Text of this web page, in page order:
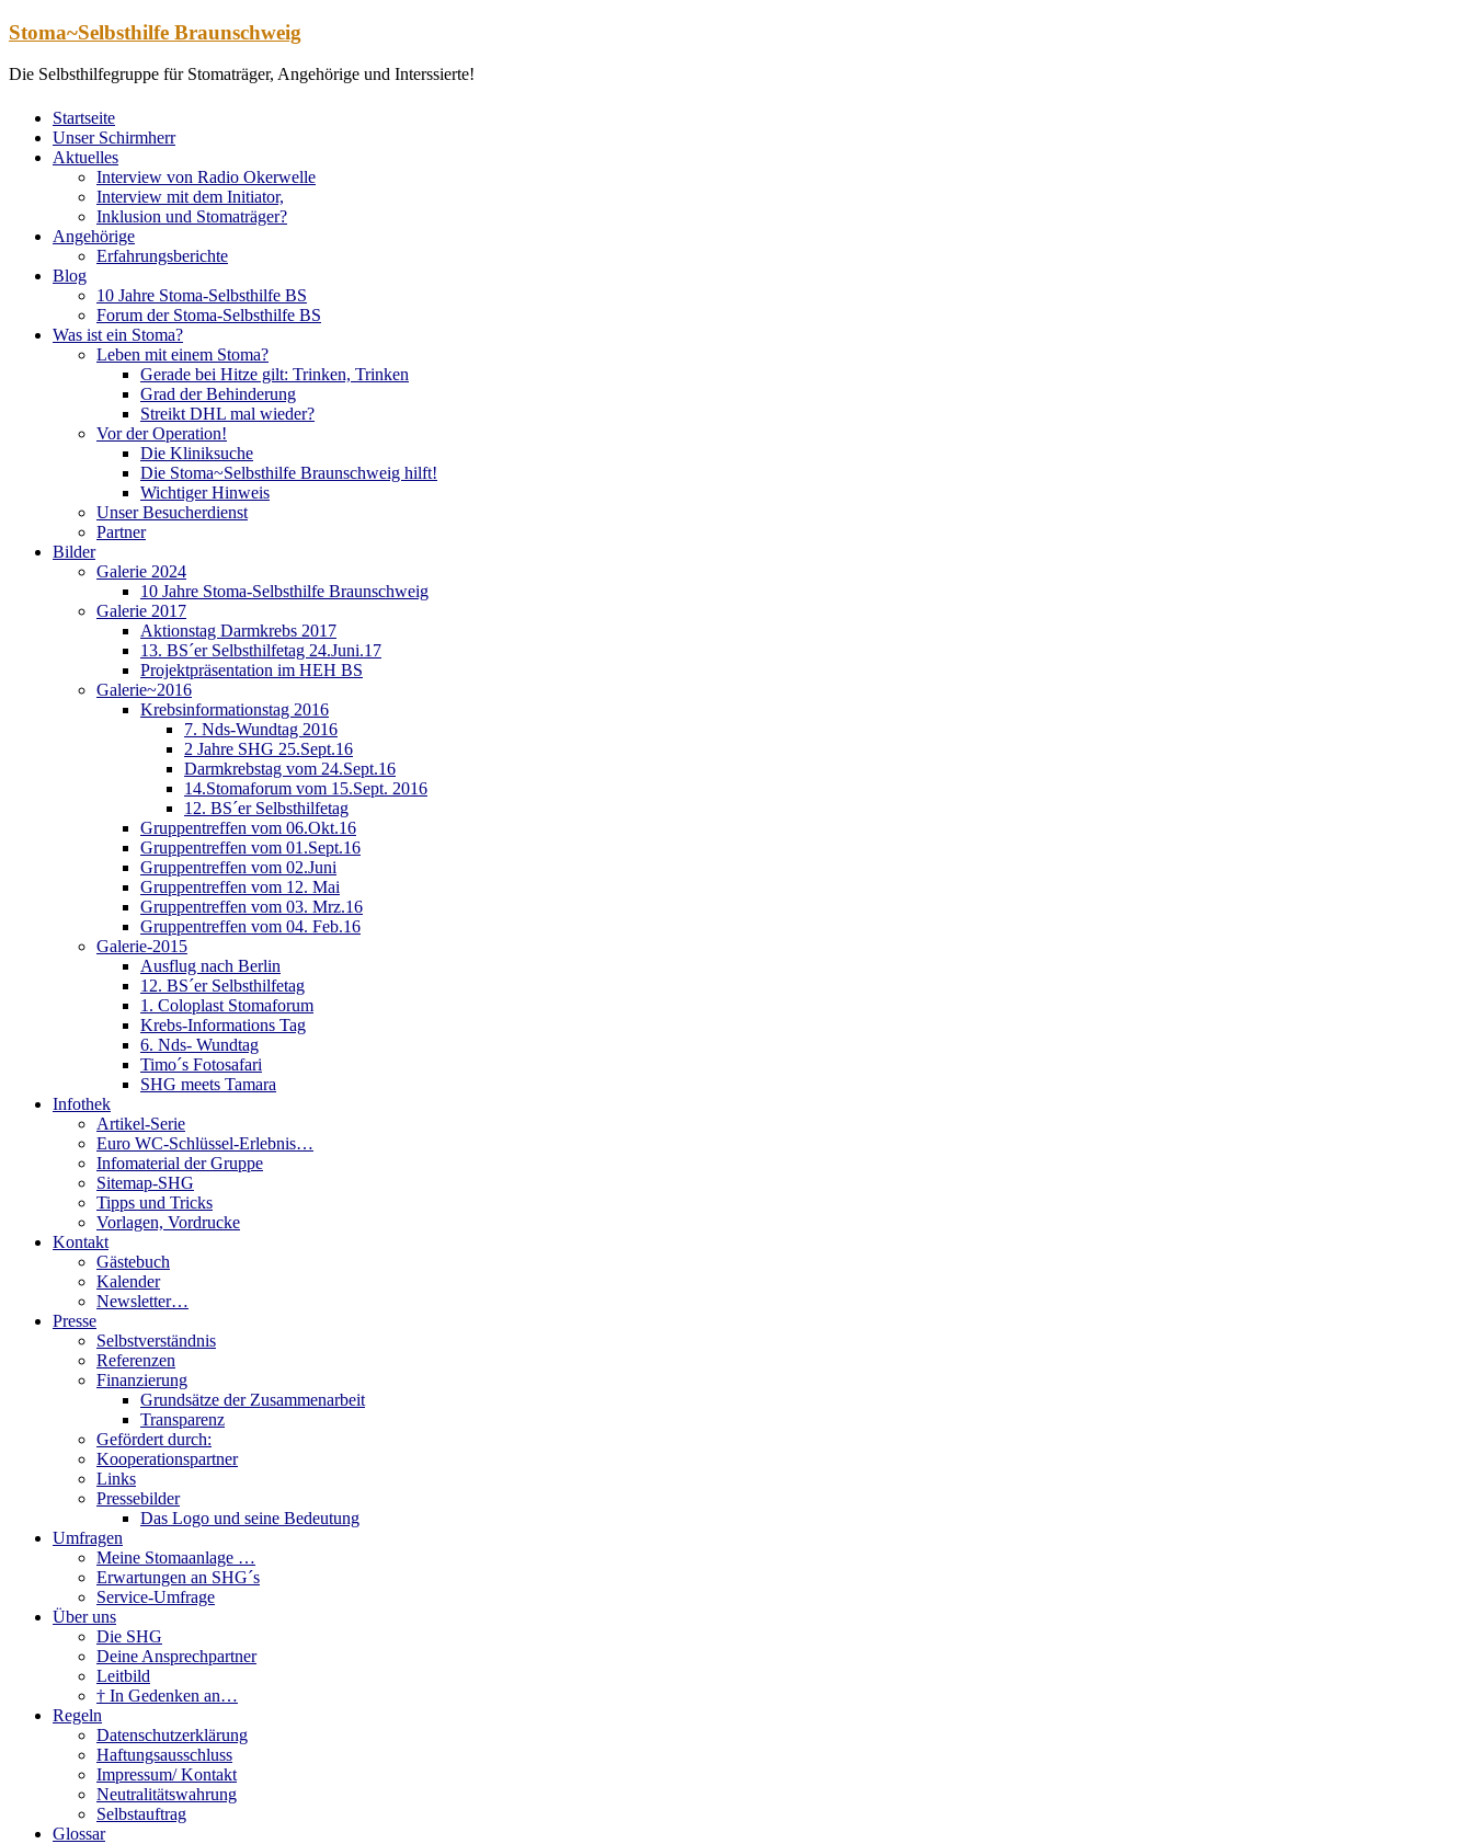
Zum
springen
Stoma~Selbsthilfe Braunschweig
Die Selbsthilfegruppe für Stomaträger, Angehörige und Interssierte!
Startseite
Unser Schirmherr
Aktuelles
Interview von Radio Okerwelle
Interview mit dem Initiator,
Inklusion und Stomaträger?
Angehörige
Erfahrungsberichte
Blog
10 Jahre Stoma-Selbsthilfe BS
Forum der Stoma-Selbsthilfe BS
Was ist ein Stoma?
Leben mit einem Stoma?
Gerade bei Hitze gilt: Trinken, Trinken
Grad der Behinderung
Streikt DHL mal wieder?
Vor der Operation!
Die Kliniksuche
Die Stoma~Selbsthilfe Braunschweig hilft!
Wichtiger Hinweis
Unser Besucherdienst
Partner
Bilder
Galerie 2024
10 Jahre Stoma-Selbsthilfe Braunschweig
Galerie 2017
Aktionstag Darmkrebs 2017
13. BS´er Selbsthilfetag 24.Juni.17
Projektpräsentation im HEH BS
Galerie~2016
Krebsinformationstag 2016
7. Nds-Wundtag 2016
2 Jahre SHG 25.Sept.16
Darmkrebstag vom 24.Sept.16
14.Stomaforum vom 15.Sept. 2016
12. BS´er Selbsthilfetag
Gruppentreffen vom 06.Okt.16
Gruppentreffen vom 01.Sept.16
Gruppentreffen vom 02.Juni
Gruppentreffen vom 12. Mai
Gruppentreffen vom 03. Mrz.16
Gruppentreffen vom 04. Feb.16
Galerie-2015
Ausflug nach Berlin
12. BS´er Selbsthilfetag
1. Coloplast Stomaforum
Krebs-Informations Tag
6. Nds- Wundtag
Timo´s Fotosafari
SHG meets Tamara
Infothek
Artikel-Serie
Euro WC-Schlüssel-Erlebnis…
Infomaterial der Gruppe
Sitemap-SHG
Tipps und Tricks
Vorlagen, Vordrucke
Kontakt
Gästebuch
Kalender
Newsletter…
Presse
Selbstverständnis
Referenzen
Finanzierung
Grundsätze der Zusammenarbeit
Transparenz
Gefördert durch:
Kooperationspartner
Links
Pressebilder
Das Logo und seine Bedeutung
Umfragen
Meine Stomaanlage …
Erwartungen an SHG´s
Service-Umfrage
Über uns
Die SHG
Deine Ansprechpartner
Leitbild
† In Gedenken an…
Regeln
Datenschutzerklärung
Haftungsausschluss
Impressum/ Kontakt
Neutralitätswahrung
Selbstauftrag
Glossar